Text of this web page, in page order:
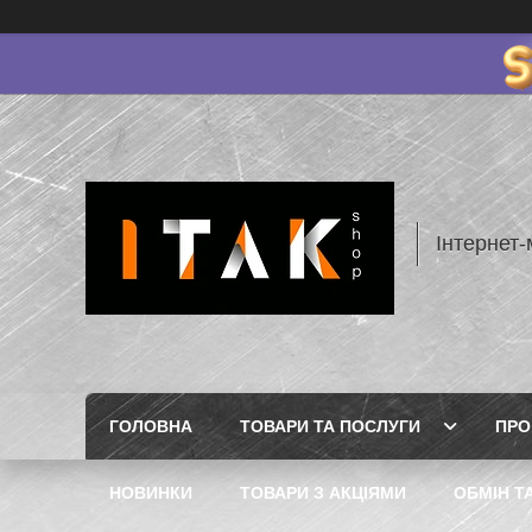
ГОЛОВНА ТОВАРИ ТА ПОСЛУГИ
НОВИНКИ ТОВАРИ З АКЦІЯМИ ОБМІН